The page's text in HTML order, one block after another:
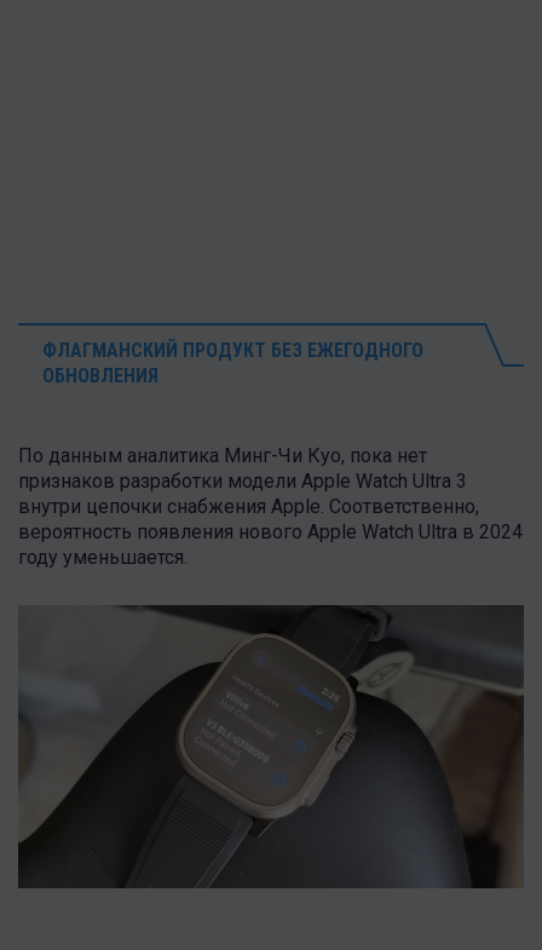
ФЛАГМАНСКИЙ ПРОДУКТ БЕЗ ЕЖЕГОДНОГО
ОБНОВЛЕНИЯ
По данным аналитика Минг-Чи Куо, пока нет
признаков разработки модели Apple Watch Ultra 3
внутри цепочки снабжения Apple. Соответственно,
вероятность появления нового Apple Watch Ultra в 2024
году уменьшается.